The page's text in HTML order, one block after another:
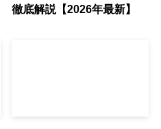
徹底解説【2026年最新】